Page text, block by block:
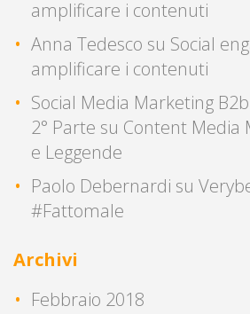
amplificare i contenuti
Anna Tedesco su Social
amplificare i contenuti
Social Media Marketing
2° Parte su Content Media
e Leggende
Paolo Debernardi su
#Fattomale
Archivi
Febbraio 2018